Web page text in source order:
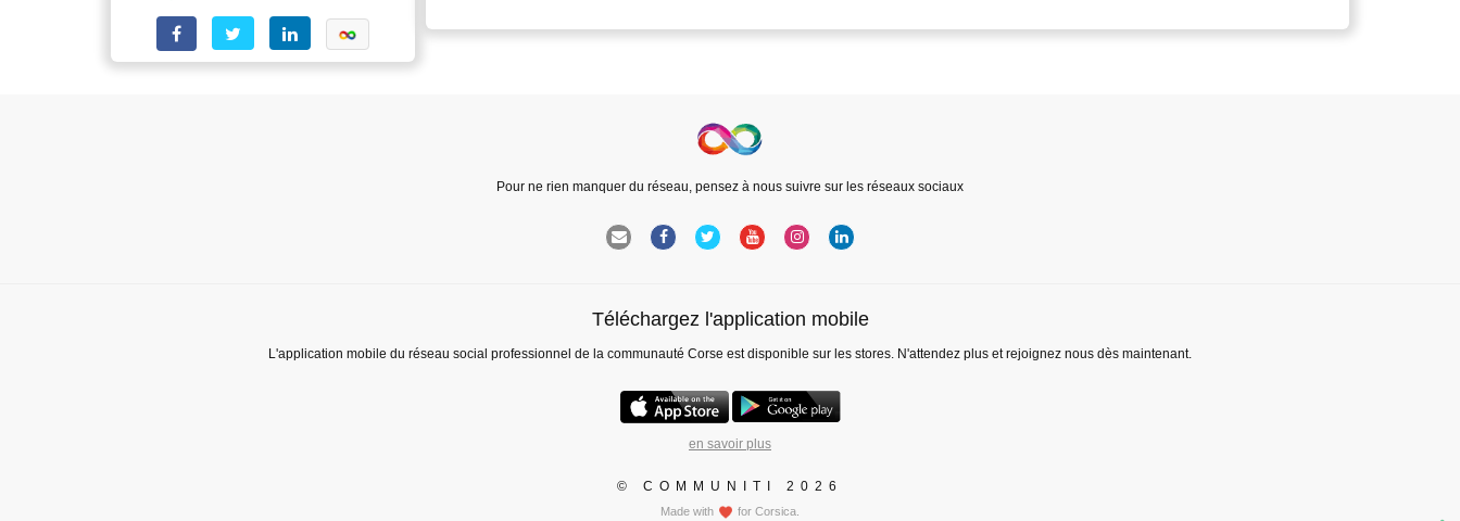
Pour ne rien manquer du réseau, pensez à nous suivre sur les réseaux sociaux
Téléchargez l'application mobile
L'application mobile du réseau social professionnel de la communauté Corse est disponible sur les stores. N'attendez plus et rejoignez nous dès maintenant.
en savoir plus
© COMMUNITI 2026
Made with for Corsica.